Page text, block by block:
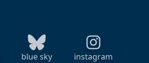
blue sky instagram